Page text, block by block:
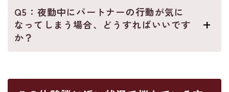
Q5：夜勤中にパートナーの行動が気に
なってしまう場合、どうすればいいです
か？